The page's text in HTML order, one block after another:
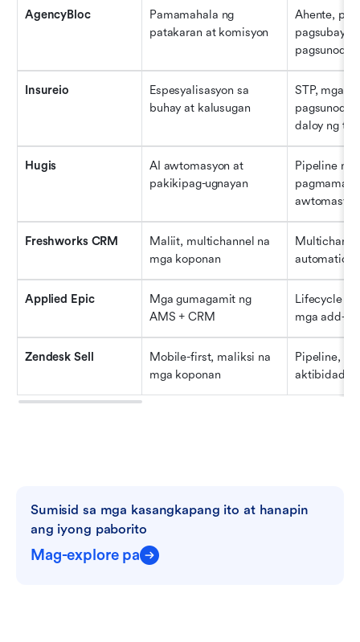
AgencyBloc
Pamamahala ng
patakaran at komisyon
Ahente,
pagsunod
Insureio
Espesyalisasyon sa
buhay at kalusugan
STP, mga
pagsunod,
daloy ng
Hugis
AI awtomasyon at
pakikipag-ugnayan
Pipeline na
Freshworks CRM
Maliit, multichannel na
mga koponan
Applied Epic
Mga gumagamit ng
AMS + CRM
Lifecycle
mga add-
Zendesk Sell
Mobile-first, maliksi na
mga koponan
Pipeline,
aktibidad,
Sumisid sa mga kasangkapang ito at hanapin
ang iyong paborito
Mag-explore pa